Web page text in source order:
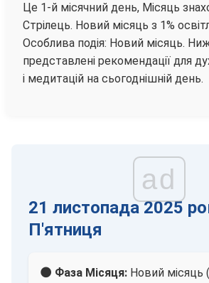
Це 1-й місячний день, Місяць
Стрілець. Новий місяць з 1%
Особлива подія: Новий місяць.
представлені рекомендації для
і медитацій на сьогоднішній день.
ad
21 листопада 2025
П'ятниця
🌑 Фаза Місяця: Новий місяць